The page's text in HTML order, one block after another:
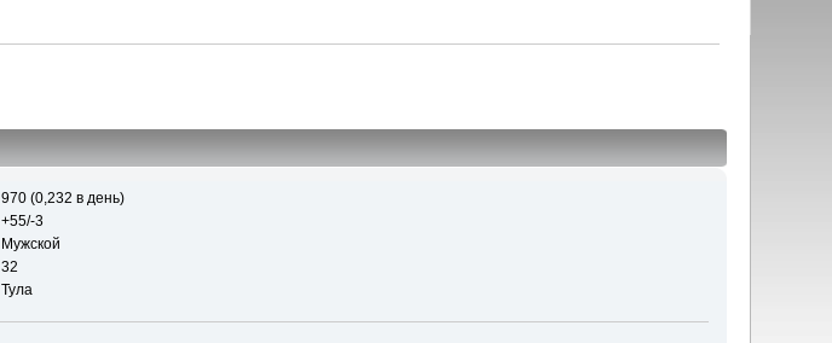
970 (0,232 в день)
+55/-3
Мужской
32
Тула